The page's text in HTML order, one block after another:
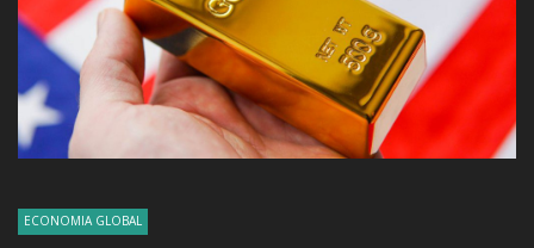
ECONOMIA GLOBAL